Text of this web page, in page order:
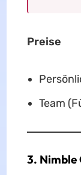
Preise
Team
3. Nimble